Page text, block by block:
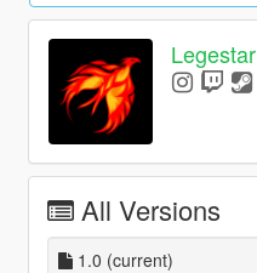
Legestar
All Versions
1.0 (current)